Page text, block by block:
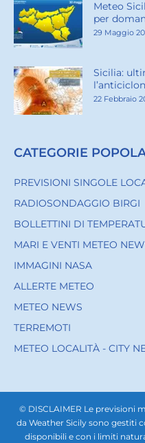
Meteo
per
29 Maggio
Sicilia:
22 Febbraio
CATEGORIE
PREVISIONI SINGOLE
RADIOSONDAGGIO BIRGI
BOLLETTINI DI
MARI E VENTI METEO
IMMAGINI NASA
ALLERTE METEO
METEO NEWS
TERREMOTI
METEO LOCALITÀ - CITY
© DISCLAIMER Le previsioni
da Weather Sicily sono gestiti
disponibili e con i limiti